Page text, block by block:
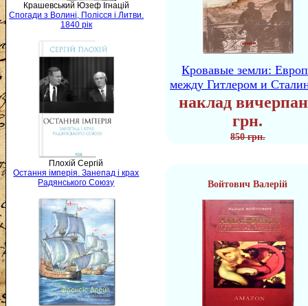
Крашевський Юзеф Ігнацій
Спогади з Волині, Полісся і Литви.
1840 рік
Плохій Сергій
Остання імперія. Занепад і крах
Радянського Союзу
Кровавые земли:
между Гитлером и
наклад
грн.
850 грн.
Войтович Валерій